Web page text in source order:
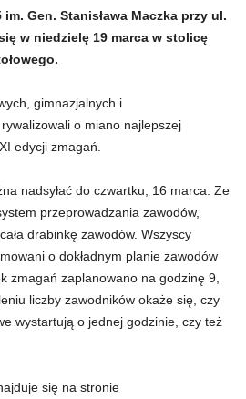
im. Gen. Stanisława Maczka przy ul.
w niedzielę 19 marca w stolicę
gimnazjalnych i
o miano najlepszej
edycji zmagań.
nadsyłać do czwartku, 16 marca. Ze
przeprowadzania zawodów,
drabinkę zawodów. Wszyscy
o dokładnym planie zawodów
zmagań zaplanowano na godzinę 9,
liczby zawodników okaże się, czy
wystartują o jednej godzinie, czy też
się na stronie